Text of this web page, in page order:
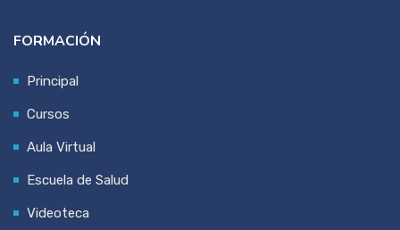
FORMACIÓN
Principal
Cursos
Aula Virtual
Escuela de Salud
Videoteca